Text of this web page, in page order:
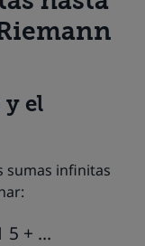
y el
sumas infinitas
5 + …